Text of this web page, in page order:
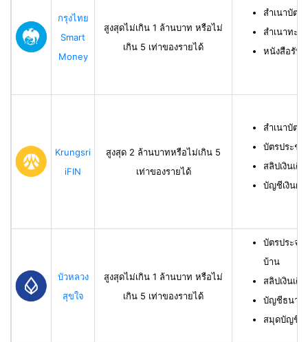
กรุงไทย
Smart
Money
สูงสุดไม่เกิน 1 ล้านบาท หรือไม่
เกิน 5 เท่าของรายได้
สำเนาบัตร
สำเนาทะเ
หนังสือรับร
Krungsri
iFIN
สูงสุด 2 ล้านบาทหรือไม่เกิน 5
เท่าของรายได้
สำเนาบัตร
บัตรประช
สลิปเงินเดื
บัญชีเงินฝา
บัวหลวง
สุขใจ
สูงสุดไม่เกิน 1 ล้านบาท หรือไม่
เกิน 5 เท่าของรายได้
บัตรประจำ
บ้าน
สลิปเงินเดื
บัญชีธนาคา
สมุดบัญชีธ